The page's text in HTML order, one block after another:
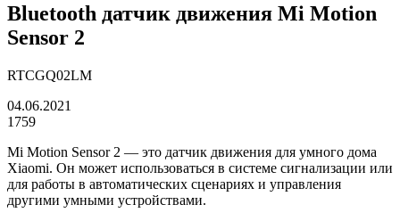
Bluetooth датчик движения Mi Motion
Sensor 2
RTCGQ02LM
04.06.2021
1759
Mi Motion Sensor 2 — это датчик движения для умного дома
Xiaomi. Он может использоваться в системе сигнализации или
для работы в автоматических сценариях и управления
другими умными устройствами.